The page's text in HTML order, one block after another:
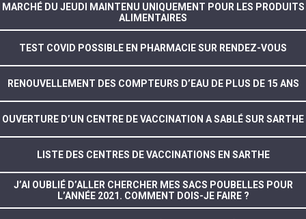
MARCHÉ DU JEUDI MAINTENU UNIQUEMENT POUR LES PRODUITS
ALIMENTAIRES
TEST COVID POSSIBLE EN PHARMACIE SUR RENDEZ-VOUS
RENOUVELLEMENT DES COMPTEURS D’EAU DE PLUS DE 15 ANS
OUVERTURE D’UN CENTRE DE VACCINATION A SABLÉ SUR SARTHE
LISTE DES CENTRES DE VACCINATIONS EN SARTHE
J’AI OUBLIÉ D’ALLER CHERCHER MES SACS POUBELLES POUR
L’ANNÉE 2021. COMMENT DOIS-JE FAIRE ?